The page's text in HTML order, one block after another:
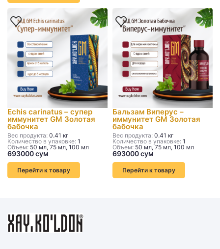
Echis carinatus – супер
иммунитет GM Золотая
бабочка
Вес продукта: 0.41 кг
Количество в упаковке: 1
Объем: 50 мл, 75 мл, 100 мл
Перейти к товару
Бальзам Виперус –
иммунитет GM Золотая
бабочка
Вес продукта: 0.41 кг
Количество в упаковке: 1
Объем: 50 мл, 75 мл, 100 мл
Перейти к товару